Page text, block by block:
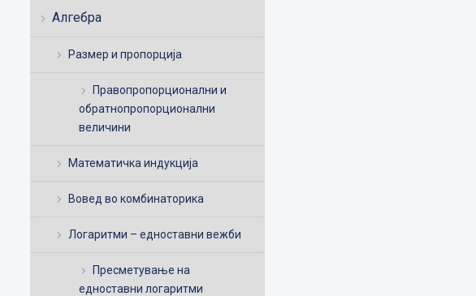
Алгебра
Размер и пропорција
Правопропорционални и
обратнопропорционални
величини
Математичка индукција
Вовед во комбинаторика
Логаритми – едноставни вежби
Пресметување на
едноставни логаритми